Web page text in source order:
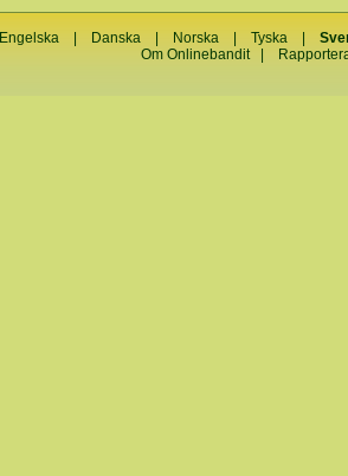
Engelska Danska Norska |Tyska |
Om Onlinebandit|